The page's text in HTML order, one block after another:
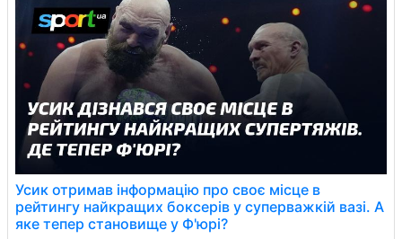
Усик отримав інформацію про своє місце в
рейтингу найкращих боксерів у суперважкій вазі. А
яке тепер становище у Ф'юрі?